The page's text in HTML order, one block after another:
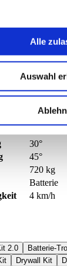
Alle
Auswahl
Neugerät
ja
0,51 m
3.000 kg
1,77 m
0,79 m
30°
45°
720 kg
Batterie
4 km/h
2.0 Batterie-
Drywall Kit